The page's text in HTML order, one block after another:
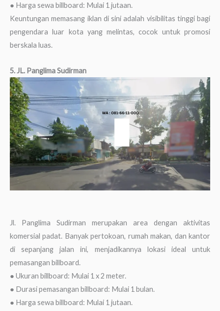
● Harga sewa billboard: Mulai 1 jutaan.
Keuntungan memasang iklan di sini adalah visibilitas tinggi bagi
pengendara luar kota yang melintas, cocok untuk promosi
berskala luas.
5. JL. Panglima Sudirman
Jl. Panglima Sudirman merupakan area dengan aktivitas
komersial padat. Banyak pertokoan, rumah makan, dan kantor
di sepanjang jalan ini, menjadikannya lokasi ideal untuk
pemasangan billboard.
● Ukuran billboard: Mulai 1 x 2 meter.
● Durasi pemasangan billboard: Mulai 1 bulan.
● Harga sewa billboard: Mulai 1 jutaan.